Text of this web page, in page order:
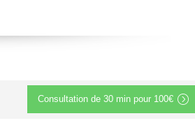
Consultation de 30 min pour 100€